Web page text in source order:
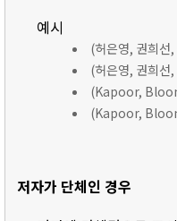
예시
(허은영, 권희선
(허은영, 권희선
(Kapoor,
(Kapoor,
저자가 단체인 경우